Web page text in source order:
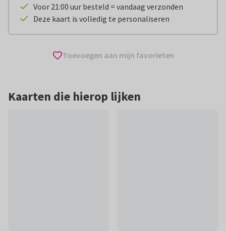
Voor 21:00 uur besteld = vandaag verzonden
Deze kaart is volledig te personaliseren
Toevoegen aan mijn favorieten
Kaarten die hierop lijken